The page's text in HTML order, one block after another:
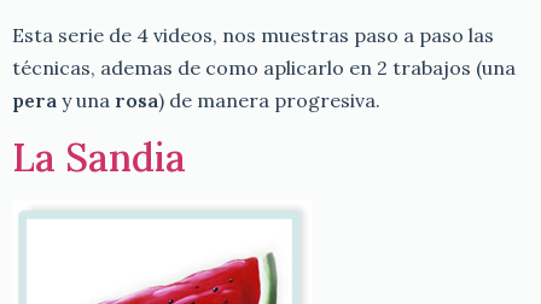
Esta serie de 4 videos, nos muestras paso a paso las
técnicas, ademas de como aplicarlo en 2 trabajos (una
pera y una rosa) de manera progresiva.
La Sandia